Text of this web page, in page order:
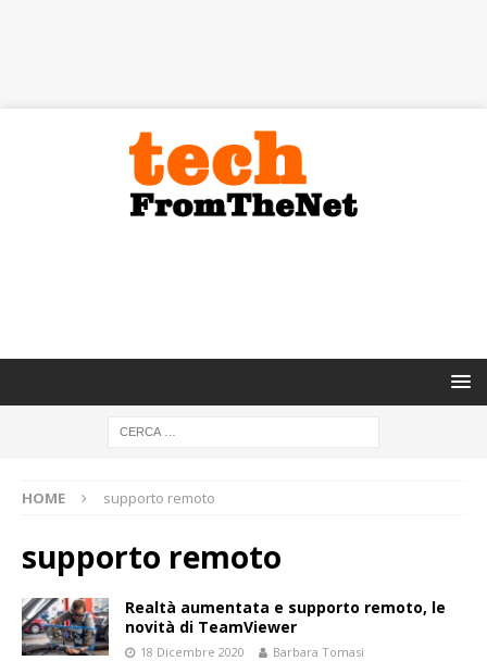
HOME supporto remoto
supporto remoto
Realtà aumentata e supporto remoto, le
novità di TeamViewer
18 Dicembre 2020 Barbara Tomasi